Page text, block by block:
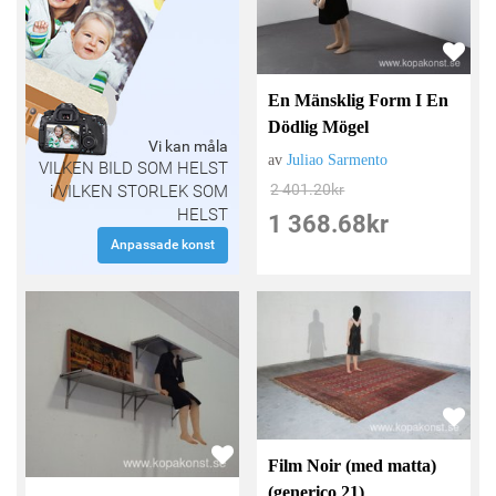
Vi kan måla
VILKEN BILD SOM HELST
i VILKEN STORLEK SOM
HELST
Anpassade konst
En Mänsklig Form I En
Dödlig Mögel
avJuliao Sarmento
2 401.20kr
1 368.68 kr
Film Noir (med matta)
(generico 21)